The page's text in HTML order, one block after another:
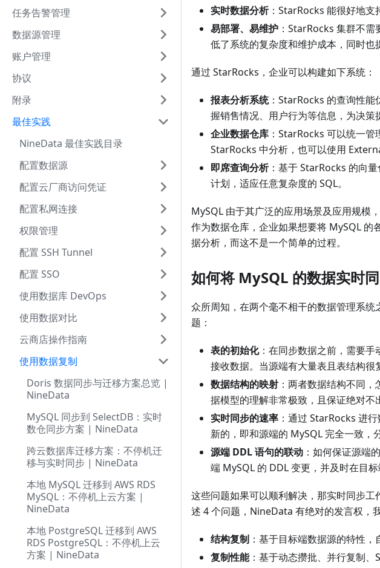
任务告警管理
数据源管理
账户管理
协议
附录
最佳实践
NineData 最佳实践目录
配置数据源
配置云厂商访问凭证
配置私网连接
权限管理
配置 SSH Tunnel
配置 SSO
使用数据库 DevOps
使用数据对比
云商店操作指南
使用数据复制
Doris 数据同步与迁移方案总览 |
NineData
MySQL 同步到 SelectDB：实时
数仓同步方案 | NineData
跨云数据库迁移方案：不停机迁
移与实时同步 | NineData
本地 MySQL 迁移到 AWS RDS
MySQL：不停机上云方案 |
NineData
本地 PostgreSQL 迁移到 AWS
RDS PostgreSQL：不停机上云
方案 | NineData
实时数据分析：StarRocks 能很好地支
易部署、易维护 ：StarRocks 集群不
低了系统的复杂度和维护成本，同时也
通过 StarRocks，企业可以构建如下系统：
报表分析系统：StarRocks 的查询性能
握销售情况、用户行为等信息，为决策
企业数据仓库 ：StarRocks 可以统一
StarRocks 中分析，也可以使用
即席查询分析：基于 StarRocks 的向
计划，适应任意复杂度的 SQL。
MySQL 由于其广泛的应用场景及应用规模
作为数据仓库，企业如果想要将 MySQL 的
据分析，而这不是一个简单的过程。
如何将 MySQL 的数据实时
众所周知，在两个毫不相干的数据管理系
题：
表的初始化：在同步数据之前，需要
接收数据。当源端有大量表且表结构很
数据结构的映射 ：两者数据结构不同
据模型的理解非常极致，且保证绝对不
实时同步的速率 ：通过 StarRocks 进
新的，即和源端的 MySQL 完全一致，
源端 DDL 语句的联动 ：如何保证源端
端 MySQL 的 DDL 变更，并及时在目
这些问题如果可以顺利解决，那实时同步
述 4 个问题，NineData 有绝对的发言权，
结构复制 ：基于目标端数据源的特性
复制性能：基于动态攒批、并行复制、